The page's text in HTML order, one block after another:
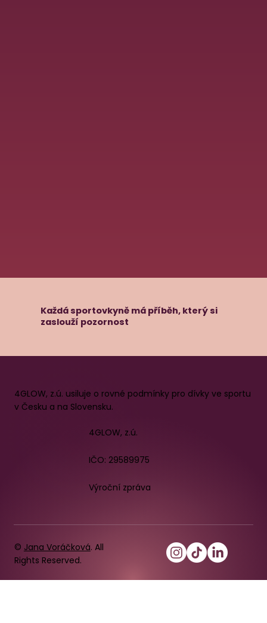
Každá sportovkyně má příběh, který si
zaslouží pozornost
4GLOW, z.ú. usiluje o rovné podmínky pro dívky ve sportu
v Česku a na Slovensku.
4GLOW, z.ú.
IČO: 29589975
Výroční zpráva
© Jana Voráčková. All
Rights Reserved.